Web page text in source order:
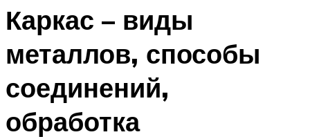
Каркас – виды
металлов, способы
соединений,
обработка